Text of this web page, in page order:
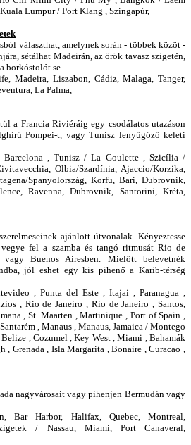
Lumpur / Port Klang , Szingapúr,
választhat, amelynek során - többek közöt -
sétálhat Madeirán, az örök tavasz szigetén,
borkóstolót se.
Madeira, Liszabon, Cádiz, Malaga, Tanger,
La Palma,
a Francia Riviéráig egy csodálatos utazáson
Pompei-t, vagy Tunisz lenyűgöző keleti
Barcelona , Tunisz / La Goulette , Szicília /
Olbia/Szardínia, Ajaccio/Korzika,
Spanyolország, Korfu, Bari, Dubrovnik,
Ravenna, Dubrovnik, Santorini, Kréta,
ajánlott útvonalak. Kényeztesse
fel a szamba és tangó ritmusát Rio de
vagy Buenos Airesben. Mielőtt belevetnék
jól eshet egy kis pihenő a Karib-térség
, Punta del Este , Itajai , Paranagua ,
, Rio de Janeiro , Rio de Janeiro , Santos,
, St. Maarten , Martinique , Port of Spain ,
, Manaus , Manaus, Jamaica / Montego
, Cozumel , Key West , Miami , Bahamák
, Grenada , Isla Margarita , Bonaire , Curacao ,
nagyvárosait vagy pihenjen Bermudán vagy
Bar Harbor, Halifax, Quebec, Montreal,
/ Nassau, Miami, Port Canaveral,